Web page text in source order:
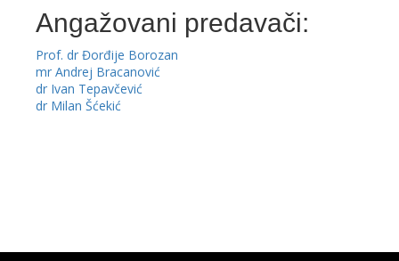
Angažovani predavači:
Prof. dr Đorđije Borozan
mr Andrej Bracanović
dr Ivan Tepavčević
dr Milan Šćekić